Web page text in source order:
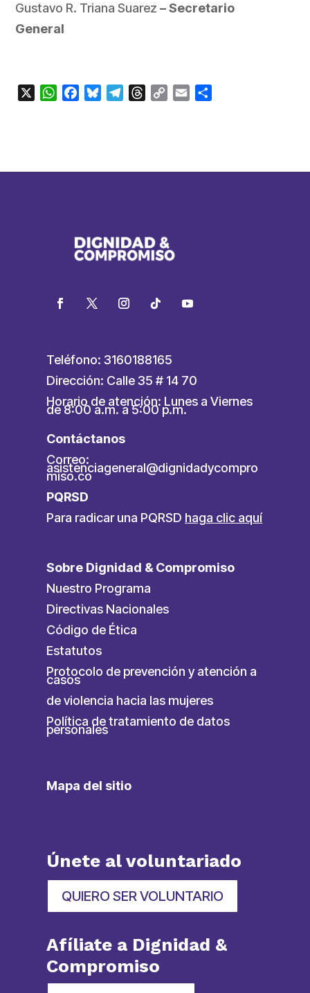
Gustavo R. Triana Suarez – Secretario
General
WhatsApp
FacebookBlueskyTelegramThreads
Copy Email
Teléfono: 3160188165
Dirección: Calle 35 # 14 70
Horario de atención: Lunes a Viernes
de 8:00 a.m. a 5:00 p.m.
Contáctanos
Correo:
asistenciageneral@dignidadycompro
miso.co
PQRSD
Para radicar una PQRSD haga clic aquí
Sobre Dignidad & Compromiso
Nuestro Programa
Directivas Nacionales
Código de Ética
Estatutos
Protocolo de prevención y atención a
casos
de violencia hacia las mujeres
Política de tratamiento de datos
personales
Mapa del sitio
Únete al voluntariado
QUIERO SER VOLUNTARIO
Afíliate a Dignidad &
Compromiso